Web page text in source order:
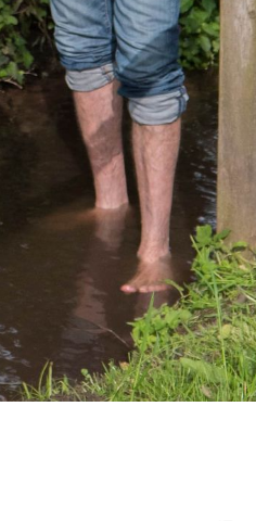
en toezichtdoeleinden,
klikt en geen van de
zal de hierboven beschreven
|Impressum